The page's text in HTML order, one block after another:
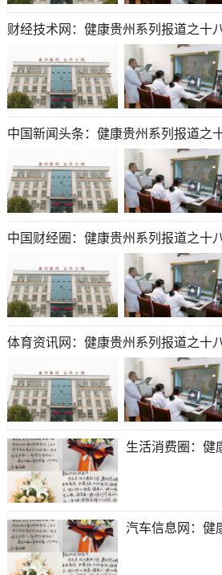
财经技术网​​​​​​​：健康贵州系列报道之十
中国新闻头条​​​​​​​：健康贵州系列报道之
中国财经圈​​​​​​​：健康贵州系列报道之十
体育资讯网​​​​​​​：健康贵州系列报道之十
生活消费圈：健
汽车信息网：健